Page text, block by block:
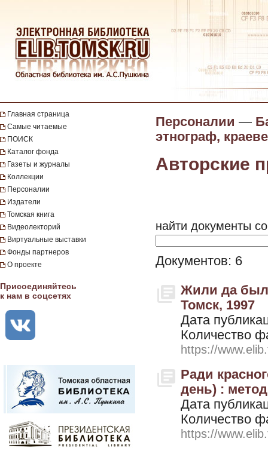
Главная страница
Самые читаемые
ПОИСК
Каталог фонда
Газеты и журналы
Коллекции
Персоналии
Издатели
Томская книга
Видеолекторий
Виртуальные выставки
Фонды партнеров
О проекте
Присоединяйтесь
к нам в соцсетях
Персоналии —
этнограф,
Авторские
найти документы
Документов: 6
Жили да
Томск, 1997
Дата
Количество
https://
Ради
день) :
Дата
Количество
https://